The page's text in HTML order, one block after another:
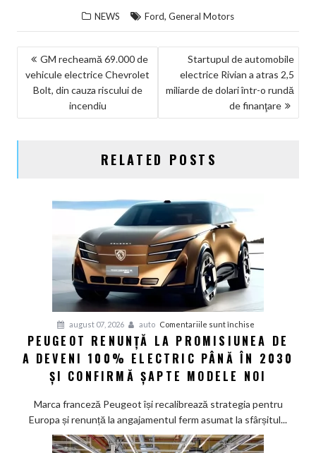
NEWS Ford, General Motors
NAVIGARE
ÎN
ARTICOLE
GM recheamă 69.000 de
vehicule electrice Chevrolet
Bolt, din cauza riscului de
incendiu
Startupul de automobile
electrice Rivian a atras 2,5
miliarde de dolari într-o rundă
de finanţare
RELATED POSTS
august 07, 2026 auto Comentariile sunt închise
Peugeot
renunță
la
de
a
100%
PEUGEOT RENUNȚĂ LA PROMISIUNEA DE
A DEVENI 100% ELECTRIC PÂNĂ ÎN 2030
ȘI CONFIRMĂ ȘAPTE MODELE NOI
Marca franceză Peugeot își recalibrează strategia pentru
Europa și renunță la angajamentul ferm asumat la sfârșitul...